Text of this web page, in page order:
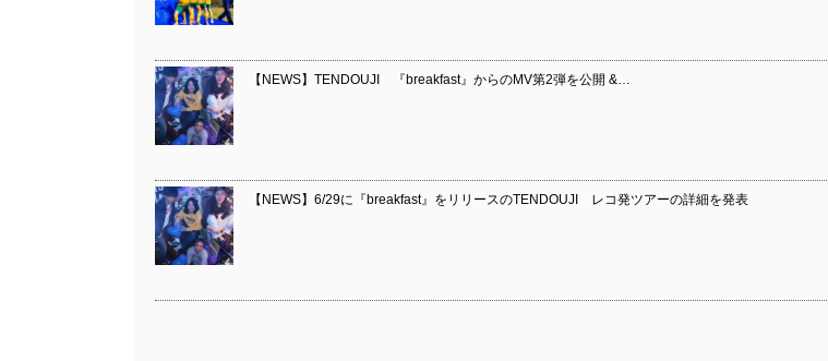
【NEWS】TENDOUJI 『breakfast』からのMV第2弾を公開 &…
【NEWS】6/29に『breakfast』をリリースのTENDOUJI レコ発ツアーの詳細を発表